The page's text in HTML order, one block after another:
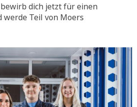
dich jetzt für einen
Teil von Moers